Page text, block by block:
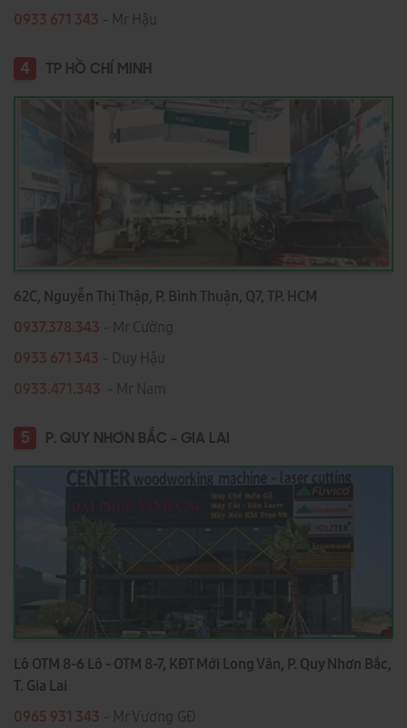
0933 671 343 - Mr Hậu
4 TP HỒ CHÍ MINH
62C, Nguyễn Thị Thập, P. Bình Thuận, Q7, TP. HCM
0937.378.343 - Mr Cường
0933 671 343 - Duy Hậu
0933.471.343 - Mr Nam
5 P. QUY NHƠN BẮC - GIA LAI
Lô OTM 8-6 Lô - OTM 8-7, KĐT Mới Long Vân, P. Quy Nhơn Bắc,
T. Gia Lai
0965 931 343 - Mr Vương GĐ